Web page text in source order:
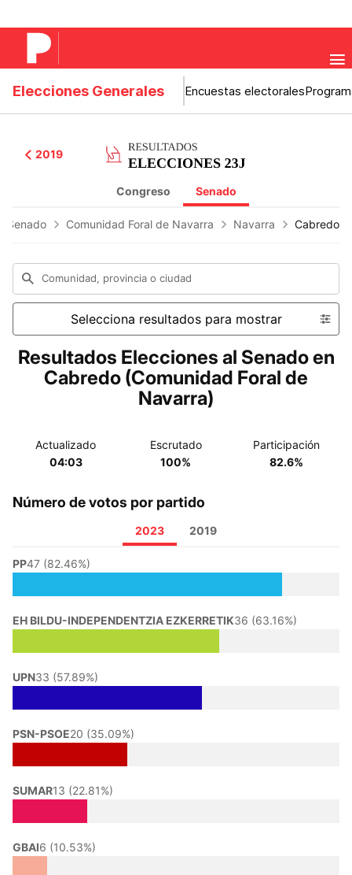
Elecciones Generales Encuestas electorales
2019
Congreso Senado
Senado Comunidad Foral de Navarra Navarra Cabredo
Comunidad, provincia o ciudad
Selecciona resultados para mostrar
Resultados Elecciones al Senado en
Cabredo (Comunidad Foral de
Navarra)
Actualizado
04:03
Escrutado
100%
Participación
82.6%
Número de votos por partido
2023 2019
PP47 (82.46%)
EH BILDU-INDEPENDENTZIA EZKERRETIK36 (63.16%)
UPN33 (57.89%)
PSN-PSOE20 (35.09%)
SUMAR13 (22.81%)
GBAI6 (10.53%)